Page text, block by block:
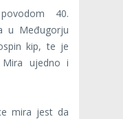
40.
u Međugorju
kip, te je
Mira ujedno i
mira jest da